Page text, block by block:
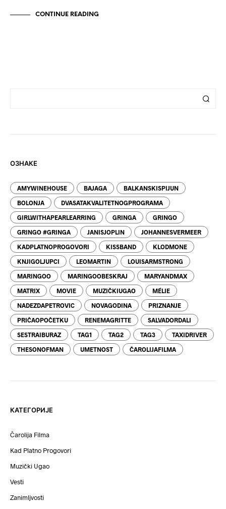
CONTINUE READING
ОЗНАКЕ
AMYWINEHOUSE BAJAGA BALKANSKISPIJUN
BOLONJA DVASATAKVALITETNOGPROGRAMA
GIRLWITHAPEARLEARRING GRINGA GRINGO
GRINGO #GRINGA JANISJOPLIN JOHANNESVERMEER
KADPLATNOPROGOVORI KISSBAND KLODMONE
KNJIGOLJUPCI LEOMARTIN LOUISARMSTRONG
MARINGOO MARINGOOBESKRAJ MARYANDMAX
MATRIX MOVIE MUZIČKIUGAO MÉLIE
NADEZDAPETROVIC NOVAGODINA PRIZNANJE
PRIČAOPOČETKU RENEMAGRITTE SALVADORDALI
SESTRAIBURAZ TAG1 TAG2 TAG3 TAXIDRIVER
THESONOFMAN UMETNOST ČAROLIJAFILMA
КАТЕГОРИЈЕ
Čarolija Filma
Kad Platno Progovori
Muzički Ugao
Vesti
Zanimljvosti